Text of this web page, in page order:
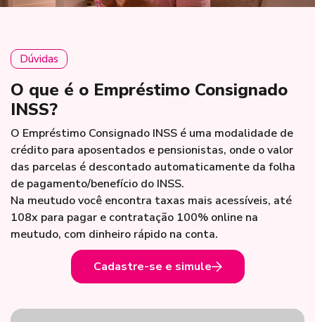
Dúvidas
O que é o Empréstimo Consignado
INSS?
O Empréstimo Consignado INSS é uma modalidade de
crédito para aposentados e pensionistas, onde o valor
das parcelas é descontado automaticamente da folha
de pagamento/benefício do INSS.
Na meutudo você encontra taxas mais acessíveis, até
108x para pagar e contratação 100% online na
meutudo, com dinheiro rápido na conta.
Cadastre-se e simule